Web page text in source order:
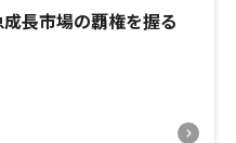
長市場の覇権を握る